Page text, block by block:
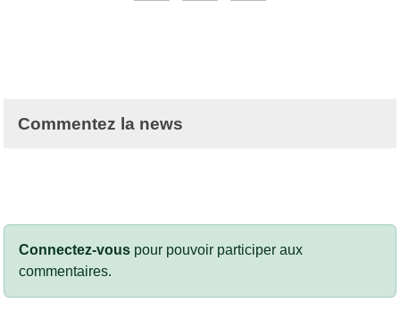
Commentez la news
Connectez-vous pour pouvoir participer aux
commentaires.